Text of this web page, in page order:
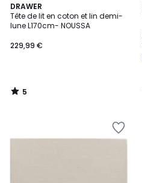
DRAWER
Tête de lit en coton et lin demi-
lune L170cm- NOUSSA
229,99 €
5
/
5
5
/